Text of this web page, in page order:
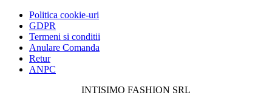
Politica cookie-uri
GDPR
Termeni si conditii
Anulare Comanda
Retur
ANPC
INTISIMO FASHION SRL